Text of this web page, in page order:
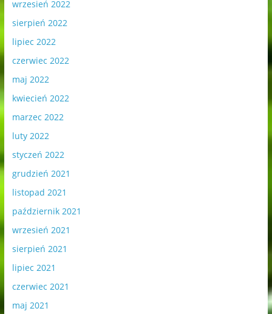
wrzesień 2022
sierpień 2022
lipiec 2022
czerwiec 2022
maj 2022
kwiecień 2022
marzec 2022
luty 2022
styczeń 2022
grudzień 2021
listopad 2021
październik 2021
wrzesień 2021
sierpień 2021
lipiec 2021
czerwiec 2021
maj 2021